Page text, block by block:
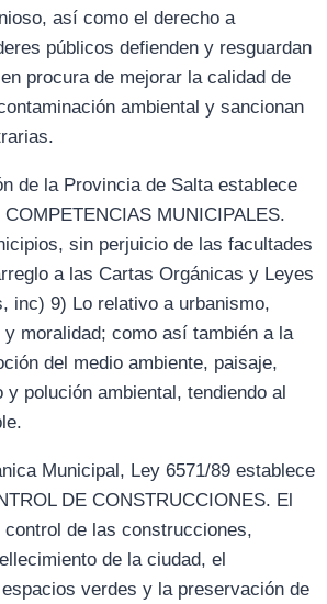
así como el derecho a
públicos defienden y resguardan
procura de mejorar la calidad de
ambiental y sancionan
de la Provincia de Salta establece
MUNICIPALES.
sin perjuicio de las facultades
a las Cartas Orgánicas y Leyes
inc) 9) Lo relativo a urbanismo,
y moralidad; como así también a la
del medio ambiente, paisaje,
y polución ambiental, tendiendo al
Municipal, Ley 6571/89 establece
DE CONSTRUCCIONES. El
de las construcciones,
de la ciudad, el
verdes y la preservación de